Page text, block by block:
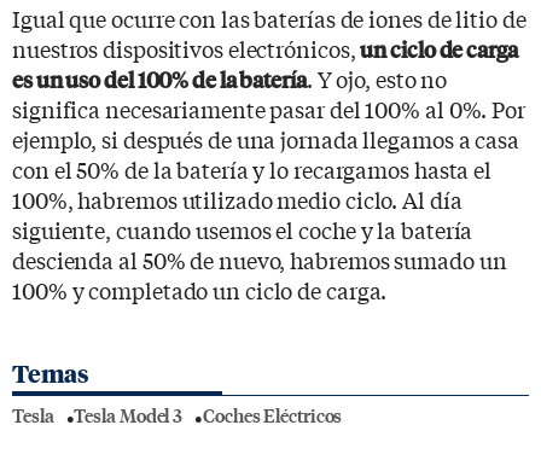
Igual que ocurre con las baterías de iones de litio de
nuestros dispositivos electrónicos,un ciclo de carga
es un uso del 100% de la batería. Y ojo, esto no
significa necesariamente pasar del 100% al 0%. Por
ejemplo, si después de una jornada llegamos a casa
con el 50% de la batería y lo recargamos hasta el
100%, habremos utilizado medio ciclo. Al día
siguiente, cuando usemos el coche y la batería
descienda al 50% de nuevo, habremos sumado un
100% y completado un ciclo de carga.
Temas
Tesla Tesla Model 3 Coches Eléctricos